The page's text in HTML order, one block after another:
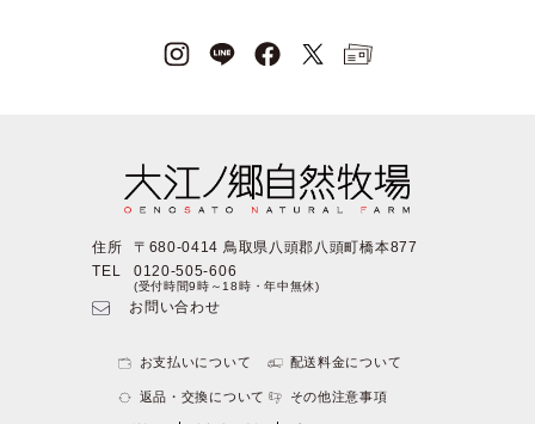
住所
〒680-0414 鳥取県八頭郡八頭町橋本877
TEL
0120-505-606
(受付時間9時～18時・年中無休)
お問い合わせ
お支払いについて 配送料金について
返品・交換について その他注意事項